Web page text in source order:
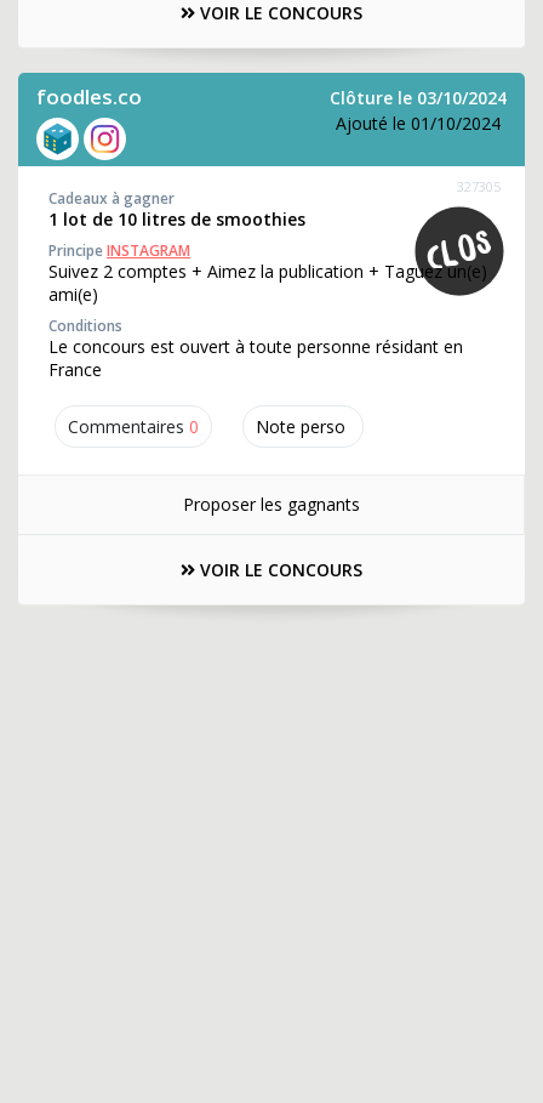
VOIR LE CONCOURS
foodles.co
Clôture le 03/10/2024
Ajouté le 01/10/2024
Commentaires 0 Note perso
327305
Cadeaux à gagner
1 lot de 10 litres de smoothies
PrincipeINSTAGRAM
Suivez 2 comptes + Aimez la publication + Taguez un(e)
ami(e)
Conditions
Le concours est ouvert à toute personne résidant en
France
Proposer les gagnants
VOIR LE CONCOURS